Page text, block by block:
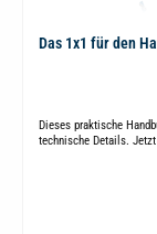
Das 1x1 für den
Dieses praktische
technische Details.
Durchschnittliche